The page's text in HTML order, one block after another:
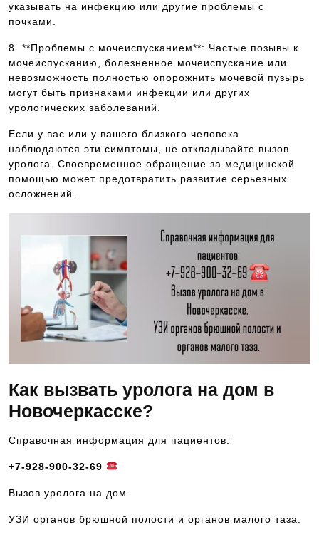
указывать на инфекцию или другие проблемы с
почками.
8. **Проблемы с мочеиспусканием**: Частые позывы к
мочеиспусканию, болезненное мочеиспускание или
невозможность полностью опорожнить мочевой пузырь
могут быть признаками инфекции или других
урологических заболеваний.
Если у вас или у вашего близкого человека
наблюдаются эти симптомы, не откладывайте вызов
уролога. Своевременное обращение за медицинской
помощью может предотвратить развитие серьезных
осложнений.
Как вызвать уролога на дом в
Новочеркасске?
Справочная информация для пациентов:
+7-928-900-32-69
Вызов уролога на дом.
УЗИ органов брюшной полости и органов малого таза.